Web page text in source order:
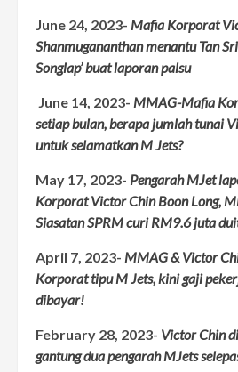
June 24, 2023- Mafia Korporat
Shanmugananthan menantu Tan
Songlap’ buat laporan palsu
June 14, 2023- MMAG-Mafia
setiap bulan, berapa jumlah tunai
untuk selamatkan M Jets?
May 17, 2023- Pengarah MJet
Korporat Victor Chin Boon Long,
Siasatan SPRM curi RM9.6 juta
April 7, 2023- MMAG & Victor
Korporat tipu M Jets, kini gaji
dibayar!
February 28, 2023- Victor Chin
gantung dua pengarah MJets